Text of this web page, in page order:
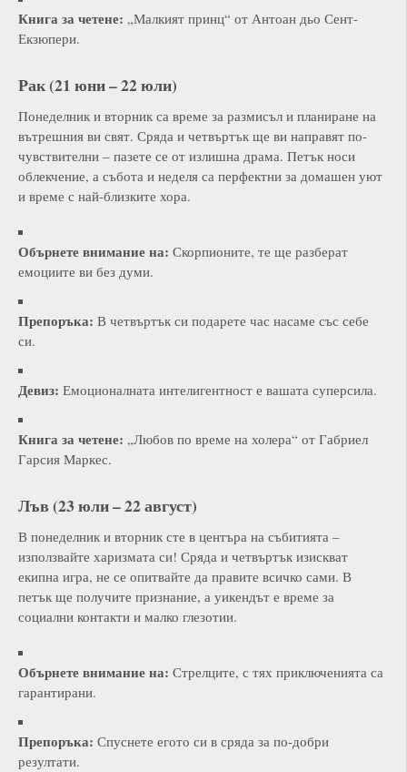
Книга за четене: „Малкият принц“ от Антоан дьо Сент-
Екзюпери.
Рак (21 юни – 22 юли)
Понеделник и вторник са време за размисъл и планиране на
вътрешния ви свят. Сряда и четвъртък ще ви направят по-
чувствителни – пазете се от излишна драма. Петък носи
облекчение, а събота и неделя са перфектни за домашен уют
и време с най-близките хора.
Обърнете внимание на: Скорпионите, те ще разберат
емоциите ви без думи.
Препоръка: В четвъртък си подарете час насаме със себе
си.
Девиз: Емоционалната интелигентност е вашата суперсила.
Книга за четене: „Любов по време на холера“ от Габриел
Гарсия Маркес.
Лъв (23 юли – 22 август)
В понеделник и вторник сте в центъра на събитията –
използвайте харизмата си! Сряда и четвъртък изискват
екипна игра, не се опитвайте да правите всичко сами. В
петък ще получите признание, а уикендът е време за
социални контакти и малко глезотии.
Обърнете внимание на: Стрелците, с тях приключенията са
гарантирани.
Препоръка: Спуснете егото си в сряда за по-добри
резултати.